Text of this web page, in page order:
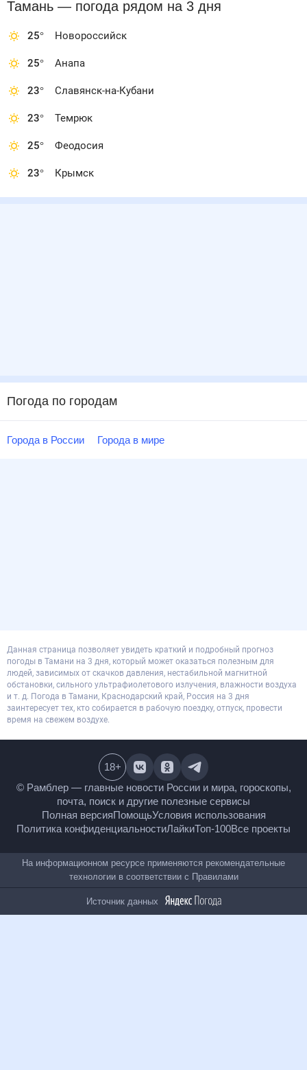
Тамань— погода рядомна 3 дня
25° Новороссийск
25° Анапа
23° Славянск-на-Кубани
23° Темрюк
25° Феодосия
23° Крымск
Погода по городам
Города в России Города в мире
Данная страница позволяет увидеть краткий и подробный прогноз
погоды в Тамани на 3 дня, который может оказаться полезным для
людей, зависимых от скачков давления, нестабильной магнитной
обстановки, сильного ультрафиолетового излучения, влажности воздуха
и т. д. Погода в Тамани, Краснодарский край, Россия на 3 дня
заинтересует тех, кто собирается в рабочую поездку, отпуск, провести
время на свежем воздухе.
© Рамблер — главные новости России и мира,
гороскопы, почта, поиск и другие полезные сервисы
Полная версияПомощьУсловия использования
Политика конфиденциальностиЛайкиТоп-100
18+
На информационном ресурсе применяются
рекомендательные технологии в соответствии сПравилами
Источник данных